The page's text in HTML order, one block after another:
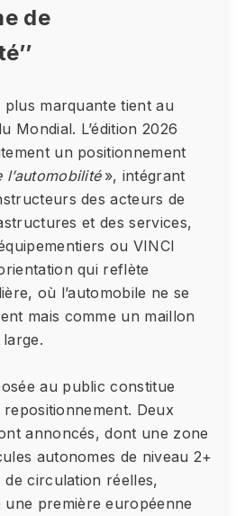
de
plus marquante tient au
Mondial. L’édition 2026
un positionnement
l’automobilité», intégrant
des acteurs de
et des services,
ou VINCI
qui reflète
où l’automobile ne se
mais comme un maillon
au public constitue
repositionnement. Deux
annoncés, dont une zone
autonomes de niveau 2+
circulation réelles,
une première européenne